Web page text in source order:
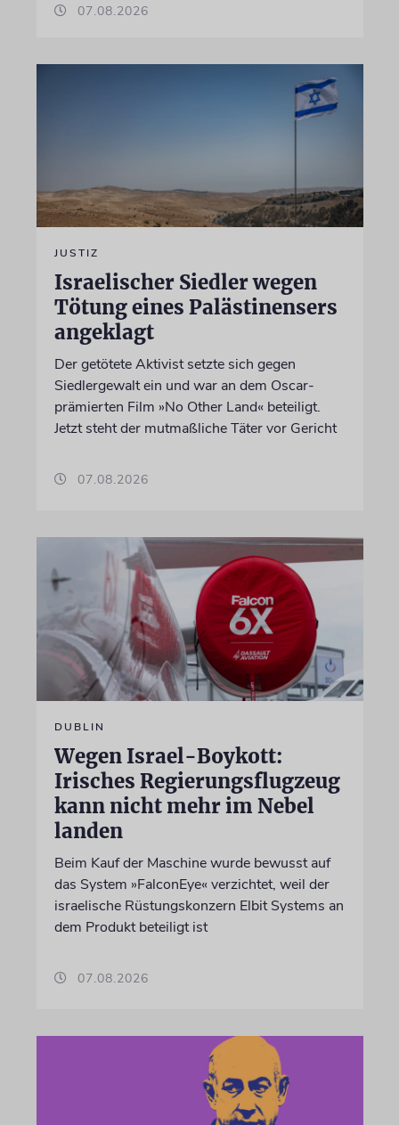
07.08.2026
JUSTIZ
Israelischer Siedler wegen
Tötung eines Palästinensers
angeklagt
Der getötete Aktivist setzte sich gegen
Siedlergewalt ein und war an dem Oscar-
prämierten Film »No Other Land« beteiligt.
Jetzt steht der mutmaßliche Täter vor Gericht
07.08.2026
DUBLIN
Wegen Israel-Boykott:
Irisches Regierungsflugzeug
kann nicht mehr im Nebel
landen
Beim Kauf der Maschine wurde bewusst auf
das System »FalconEye« verzichtet, weil der
israelische Rüstungskonzern Elbit Systems an
dem Produkt beteiligt ist
07.08.2026